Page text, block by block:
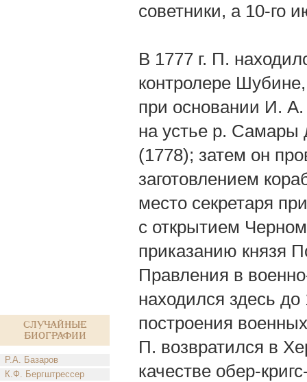
Случайные
биографии
Р.А. Базаров
К.Ф. Бергштрессер
советники, а 10-го
В 1777 г. П.
контролере
при основании И. А.
на устье р. Самары
(1778); затем он
заготовлением
место секретаря
с открытием
приказанию князя
Правления в
находился здесь
построения
П. возвратился в
качестве обер-